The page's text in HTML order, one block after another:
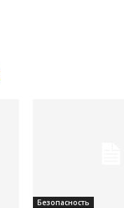
Безопасность